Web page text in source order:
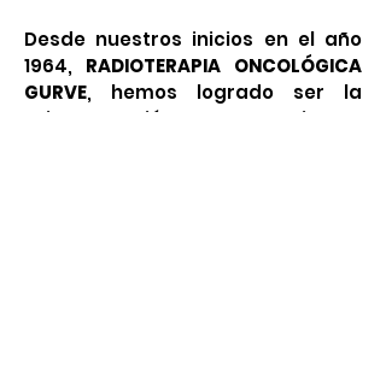
Desde nuestros inicios en el año
1964, RADIOTERAPIA ONCOLÓGICA
GURVE, hemos logrado ser la
primera opción para tratamientos